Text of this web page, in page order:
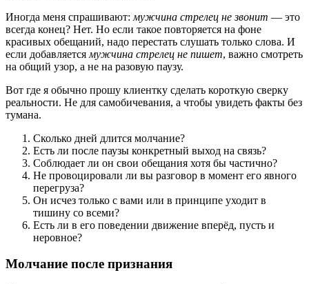
Иногда меня спрашивают: мужчина стрелец не звонит — это
всегда конец? Нет. Но если такое повторяется на фоне
красивых обещаний, надо перестать слушать только слова. И
если добавляется мужчина стрелец не пишет, важно смотреть
на общий узор, а не на разовую паузу.
Вот где я обычно прошу клиентку сделать короткую сверку
реальности. Не для самобичевания, а чтобы увидеть факты без
тумана.
Сколько дней длится молчание?
Есть ли после паузы конкретный выход на связь?
Соблюдает ли он свои обещания хотя бы частично?
Не провоцировали ли вы разговор в момент его явного
перегруза?
Он исчез только с вами или в принципе уходит в
тишину со всеми?
Есть ли в его поведении движение вперёд, пусть и
неровное?
Молчание после признания